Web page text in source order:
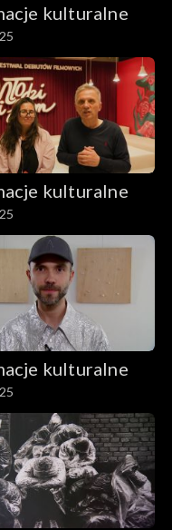
kulturalne
kulturalne
kulturalne